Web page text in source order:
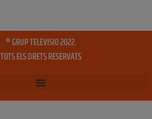
® GRUP TELEVISIO 2022.
TOTS ELS DRETS RESERVATS